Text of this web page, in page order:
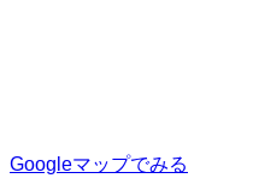
Googleマップでみる